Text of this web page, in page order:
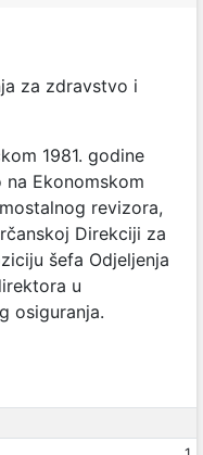
za zdravstvo i
1981. godine
Ekonomskom
revizora,
Direkciji za
šefa Odjeljenja
u
osiguranja.